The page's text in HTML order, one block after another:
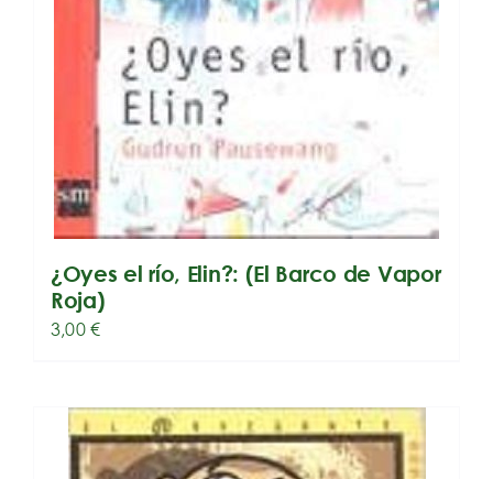
¿Oyes el río, Elin?: (El Barco de Vapor
Roja)
3,00€